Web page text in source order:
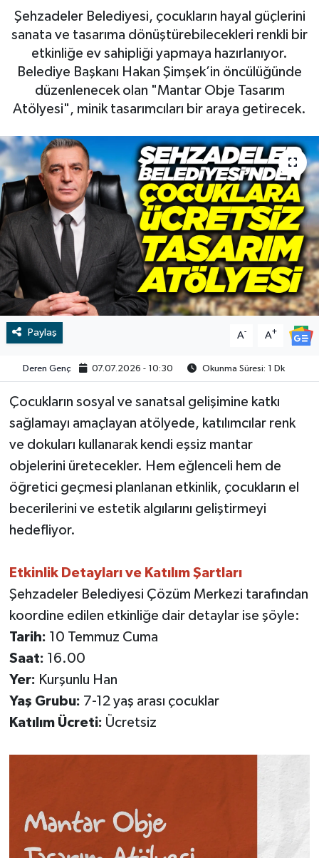
Şehzadeler Belediyesi, çocukların hayal güçlerini
sanata ve tasarıma dönüştürebilecekleri renkli bir
etkinliğe ev sahipliği yapmaya hazırlanıyor.
Belediye Başkanı Hakan Şimşek’in öncülüğünde
düzenlenecek olan "Mantar Obje Tasarım
Atölyesi", minik tasarımcıları bir araya getirecek.
Paylaş A- A+
Deren Genç 07.07.2026 - 10:30 Okunma Süresi: 1 Dk
Çocukların sosyal ve sanatsal gelişimine katkı
sağlamayı amaçlayan atölyede, katılımcılar renk
ve dokuları kullanarak kendi eşsiz mantar
objelerini üretecekler. Hem eğlenceli hem de
öğretici geçmesi planlanan etkinlik, çocukların el
becerilerini ve estetik algılarını geliştirmeyi
hedefliyor.
Etkinlik Detayları ve Katılım Şartları
Şehzadeler Belediyesi Çözüm Merkezi tarafından
koordine edilen etkinliğe dair detaylar ise şöyle:
Tarih: 10 Temmuz Cuma
Saat: 16.00
Yer: Kurşunlu Han
Yaş Grubu: 7-12 yaş arası çocuklar
Katılım Ücreti: Ücretsiz
BİLİM VE TEKNOLOJİ
Yaşam
Tarih
Çevre
Dünya
İletişim
Künye
SPOR
Vefat